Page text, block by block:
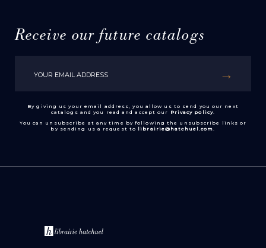
Receive our future catalogs
By giving us your email address, you allow us to send you our next
catalogs and you read and accept our Privacy policy.
You can unsubscribe at any time by following the unsubscribe links or
by sending us a request to librairie@hatchuel.com.